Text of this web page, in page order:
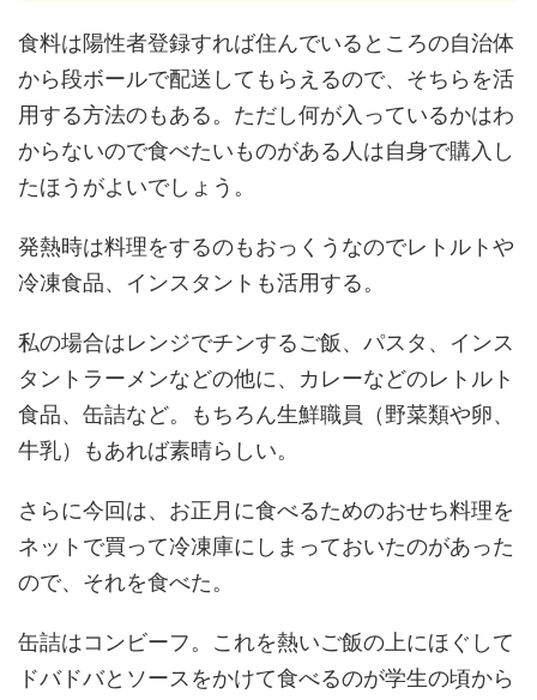
食料は陽性者登録すれば住んでいるところの自治体
から段ボールで配送してもらえるので、そちらを活
用する方法のもある。ただし何が入っているかはわ
からないので食べたいものがある人は自身で購入し
たほうがよいでしょう。
発熱時は料理をするのもおっくうなのでレトルトや
冷凍食品、インスタントも活用する。
私の場合はレンジでチンするご飯、パスタ、インス
タントラーメンなどの他に、カレーなどのレトルト
食品、缶詰など。もちろん生鮮職員（野菜類や卵、
牛乳）もあれば素晴らしい。
さらに今回は、お正月に食べるためのおせち料理を
ネットで買って冷凍庫にしまっておいたのがあった
ので、それを食べた。
缶詰はコンビーフ。これを熱いご飯の上にほぐして
ドバドバとソースをかけて食べるのが学生の頃から